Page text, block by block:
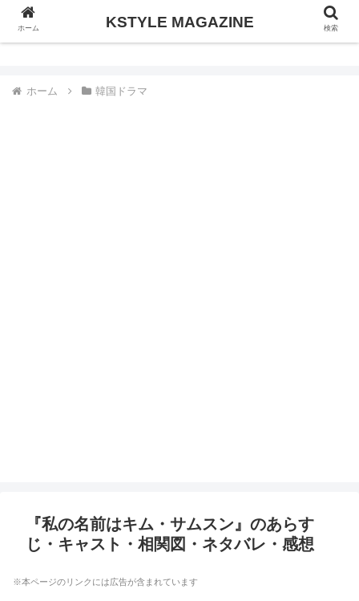
KSTYLE MAGAZINE
ホーム 韓国ドラマ
『私の名前はキム・サムスン』のあらす
じ・キャスト・相関図・ネタバレ・感想
※本ページのリンクには広告が含まれています
ホーム KSTYLE MAGAZINE 検索